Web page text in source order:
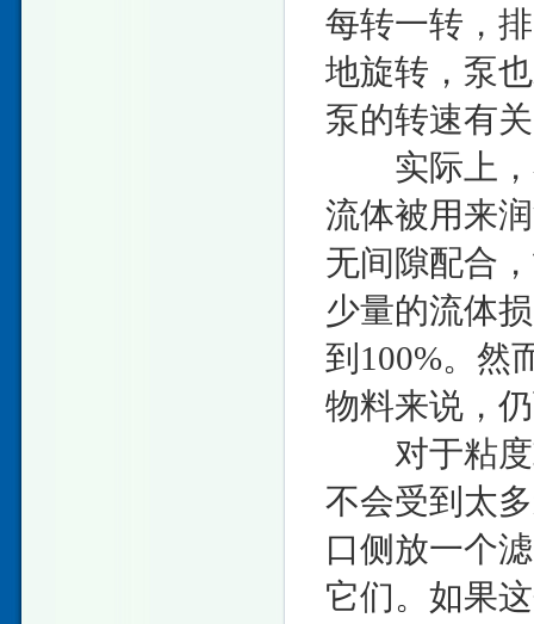
每转一转，
地旋转，泵
泵的转速有
实际上，
流体被用来
无间隙配合
少量的流体
到100%。然
物料来说，
对于粘度
不会受到太
口侧放一个
它们。如果